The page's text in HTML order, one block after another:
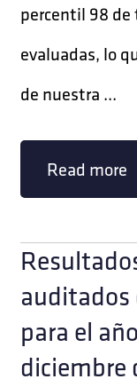
percentil 98 de
evaluadas, lo
de nuestra ...
Read more
auditados
para el
diciembre